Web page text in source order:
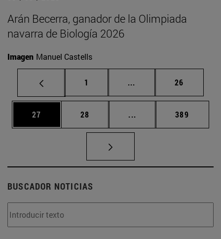
Arán Becerra, ganador de la Olimpiada
navarra de Biología 2026
Imagen Manuel Castells
Página
1 ... Páginas intermedias
Página
26
Página
27 Página
28 ... Páginas intermedias
Página
389
BUSCADOR NOTICIAS